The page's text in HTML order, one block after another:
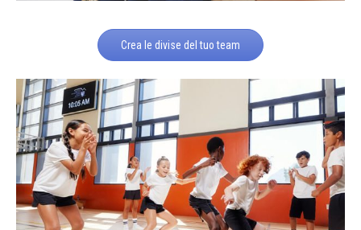
Crea le divise del tuo team